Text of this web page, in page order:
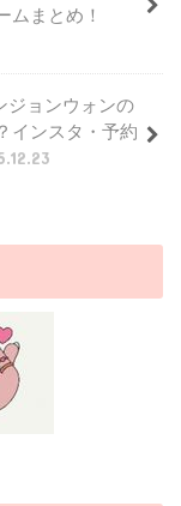
ムまとめ！
ジョンウォンの
インスタ・予約